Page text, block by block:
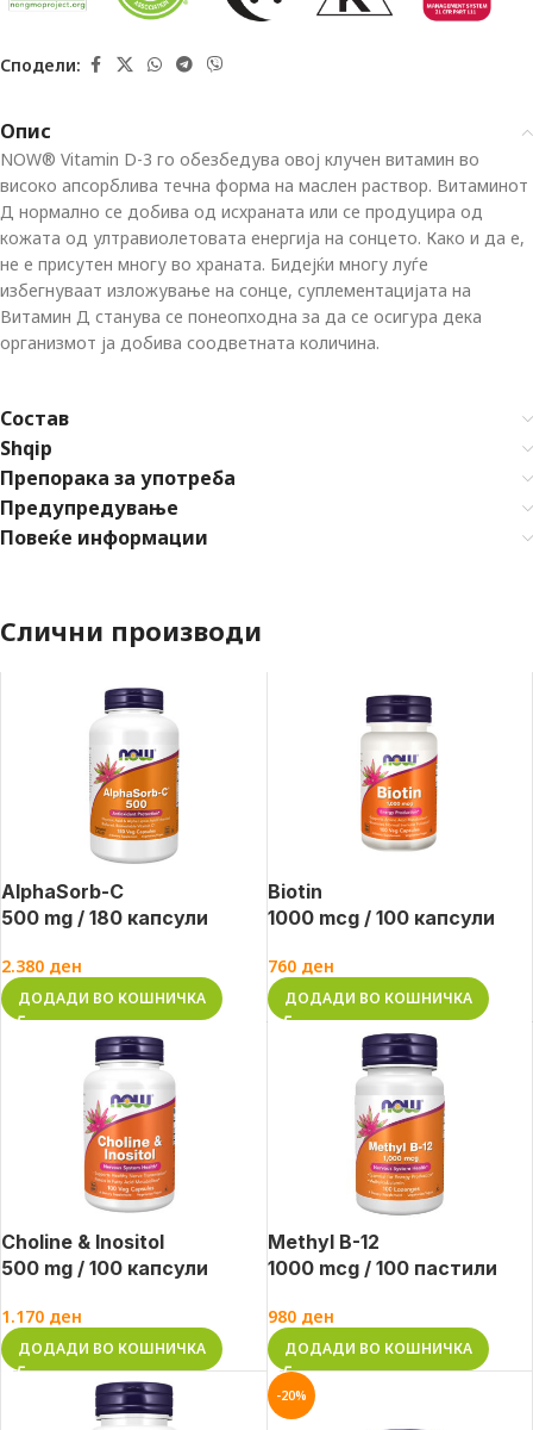
Сподели:
Опис
NOW® Vitamin D-3 го обезбедува овој клучен витамин во
високо апсорблива течна форма на маслен раствор. Витаминот
Д нормално се добива од исхраната или се продуцира од
кожата од ултравиолетовата енергија на сонцето. Како и да е,
не е присутен многу во храната. Бидејќи многу луѓе
избегнуваат изложување на сонце, суплементацијата на
Витамин Д станува се понеопходна за да се осигура дека
организмот ја добива соодветната количина.
Состав
Shqip
Препорака за употреба
Предупредување
Повеќе информации
Слични производи
AlphaSorb-C
500 mg / 180 капсули
2.380 ден
ДОДАДИ ВО КОШНИЧКА
Biotin
1000 mcg / 100 капсули
760 ден
ДОДАДИ ВО КОШНИЧКА
Choline & Inositol
500 mg / 100 капсули
1.170 ден
ДОДАДИ ВО КОШНИЧКА
Methyl B-12
1000 mcg / 100 пастили
980 ден
ДОДАДИ ВО КОШНИЧКА
-20%